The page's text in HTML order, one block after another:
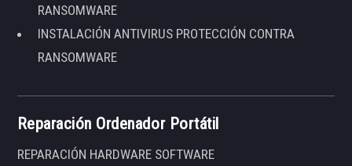
RANSOMWARE
INSTALACIÓN ANTIVIRUS PROTECCIÓN CONTRA
RANSOMWARE
Reparación Ordenador Portátil
REPARACIÓN HARDWARE SOFTWARE